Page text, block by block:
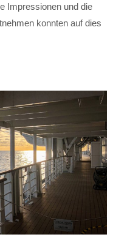
Impressionen und die
konnten auf dies